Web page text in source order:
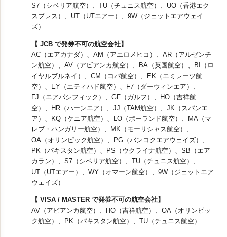
S7（シベリア航空）、TU（チュニス航空）、UO（香港エク
スプレス）、UT（UTエアー）、9W（ジェットエアウェイ
ズ）
【 JCB で発券不可の航空会社】
AC（エアカナダ）、AM（アエロメヒコ）、AR（アルゼンチ
ン航空）、AV（アビアンカ航空）、BA（英国航空）、BI（ロ
イヤルブルネイ）、CM（コパ航空）、EK（エミレーツ航
空）、EY（エティハド航空）、F7（ダーウィンエア）、
FJ（エアパシフィック）、GF（ガルフ）、HO（吉祥航
空）、HR（ハーンエア）、JJ（TAM航空）、JK（スパンエ
ア）、KQ（ケニア航空）、LO（ポーランド航空）、MA（マ
レブ・ハンガリー航空）、MK（モーリシャス航空）、
OA（オリンピック航空）、PG（バンコクエアウェイズ）、
PK（パキスタン航空）、PS（ウクライナ航空）、SB（エア
カラン）、S7（シベリア航空）、TU（チュニス航空）、
UT（UTエアー）、WY（オマーン航空）、9W（ジェットエア
ウェイズ）
【 VISA / MASTER で発券不可の航空会社】
AV（アビアンカ航空）、HO（吉祥航空）、OA（オリンピッ
ク航空）、PK（パキスタン航空）、TU（チュニス航空）